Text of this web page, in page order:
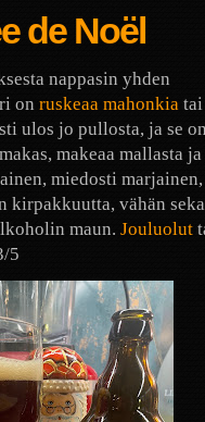
de Noël
nappasin yhden
on ruskeaa mahonkia
ulos jo pullosta, ja se
makeaa mallasta
miedosti
kirpakkuutta, vähän
maun. Jouluolut
5